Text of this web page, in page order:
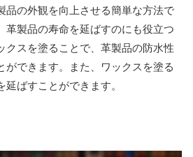
品の外観を向上させる簡単な方法で
革製品の寿命を延ばすのにも役立つ
クスを塗ることで、革製品の防水性
ができます。また、ワックスを塗る
ばすことができます。